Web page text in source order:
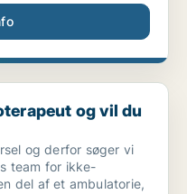
vil du arbejd...
og vil du
og derfor søger vi
team for ikke-
del af et ambulatorie,